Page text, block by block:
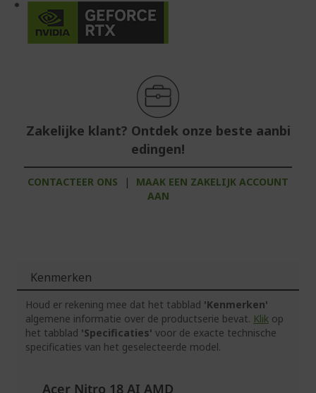
Zakelijke klant? Ontdek onze beste aanbi
edingen!
CONTACTEER ONS |
MAAK EEN ZAKELIJK ACCOUNT
AAN
Kenmerken
Houd er rekening mee dat het tabblad 'Kenmerken'
algemene informatie over de productserie bevat. Klik op
het tabblad 'Specificaties' voor de exacte technische
specificaties van het geselecteerde model.